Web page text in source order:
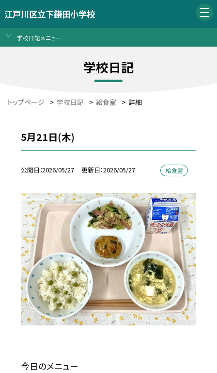
江戸川区立下鎌田小学校
学校日記メニュー
学校日記
トップページ > 学校日記 > 給食室 > 詳細
5月21日(木)
公開日 2026/05/27 更新日 2026/05/27 給食室
今日のメニュー